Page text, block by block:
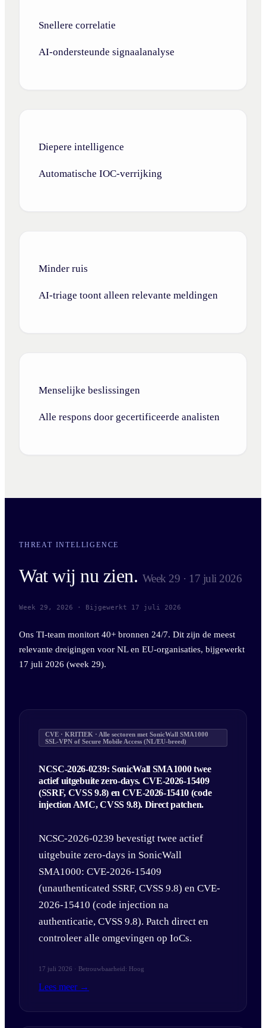
Snellere correlatie
AI-ondersteunde signaalanalyse
Diepere intelligence
Automatische IOC-verrijking
Minder ruis
AI-triage toont alleen relevante meldingen
Menselijke beslissingen
Alle respons door gecertificeerde analisten
THREAT INTELLIGENCE
Wat wij nu zien. Week 29 · 17 juli 2026
Week 29, 2026 · Bijgewerkt 17 juli 2026
Ons TI-team monitort 40+ bronnen 24/7. Dit zijn de meest
relevante dreigingen voor NL en EU-organisaties, bijgewerkt
17 juli 2026 (week 29).
CVE · KRITIEK · Alle sectoren met SonicWall SMA1000
SSL-VPN of Secure Mobile Access (NL/EU-breed)
NCSC-2026-0239: SonicWall SMA1000 twee
actief uitgebuite zero-days. CVE-2026-15409
(SSRF, CVSS 9.8) en CVE-2026-15410 (code
injection AMC, CVSS 9.8). Direct patchen.
NCSC-2026-0239 bevestigt twee actief
uitgebuite zero-days in SonicWall
SMA1000: CVE-2026-15409
(unauthenticated SSRF, CVSS 9.8) en CVE-
2026-15410 (code injection na
authenticatie, CVSS 9.8). Patch direct en
controleer alle omgevingen op IoCs.
17 juli 2026 · Betrouwbaarheid: Hoog
Lees meer →